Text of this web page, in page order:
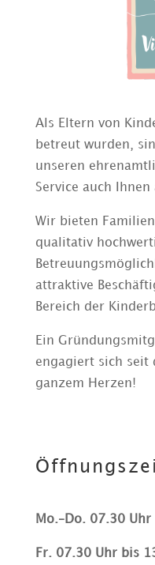
Als Eltern von
betreut wurden,
unseren
Service auch Ihnen
Wir bieten
qualitativ
attraktive
Bereich der
Ein
engagiert sich seit
ganzem Herzen!
Mo.–Do. 07.30
Fr. 07.30 Uhr bis